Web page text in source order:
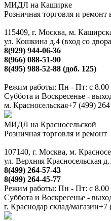
МИДЛ на Каширке
Розничная торговля и
115409, г. Москва, м.
ул. Кошкина д.4 (вход со
8(929) 944-06-36
8(966) 088-51-90
8(495) 988-52-88 (доб. 125)
Режим работы: Пн - Пт: с 8.00
Суббота и Воскресенье -
м. Красносельская+7 (499)
МИДЛ на Красносельской
Розничная торговля и ремонт
107140, г. Москва, м.
ул. Верхняя Красносельская
8(499) 264-57-43
8(499) 264-45-77
Режим работы: Пн - Пт: с 8.00
Суббота и Воскресенье -
г. Краснодар склад/магазин+7